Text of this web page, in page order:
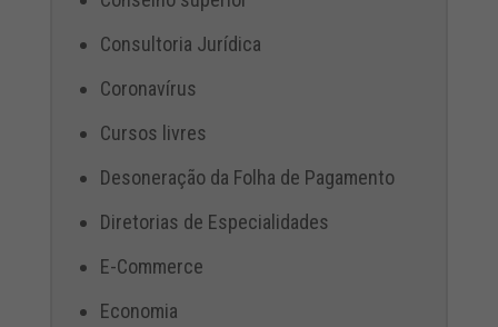
Consultoria Jurídica
Coronavírus
Cursos livres
Desoneração da Folha de Pagamento
Diretorias de Especialidades
E-Commerce
Economia